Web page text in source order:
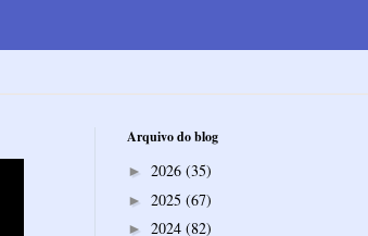
Arquivo do blog
► 2026 (35)
► 2025 (67)
► 2024 (82)